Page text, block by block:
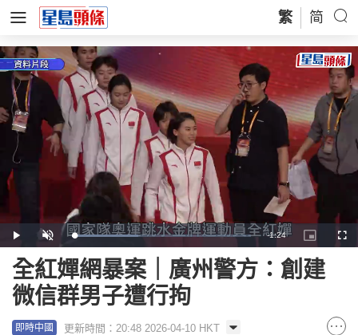
繁 简
Play Unmute Loaded:
37.05%
Remaining
Time
-1:24
Picture-
in-
全紅嬋網暴案｜廣州警方：創建
微信群男子遭行拘
即時中國 更新時間：20:48 2026-04-10 HKT